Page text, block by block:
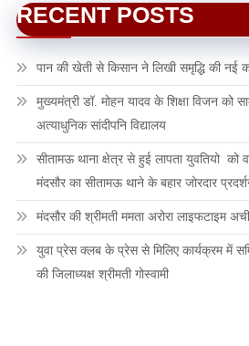
RECENT POSTS
पान की खेती से किसान ने लिखी समृद्धि की नई
मुख्यमंत्री डॉ. मोहन यादव के शिक्षा विजन को
अत्याधुनिक सांदीपनि विद्यालय
सीतामऊ थाना क्षेत्र से हुई लापता युवतियो को
मंदसौर का सीतामऊ थाने के बहार जोरदार
मंदसौर की श्रीमती ममता अरोरा लाइफटाइम
युवा प्रेस क्लब के प्रेस से मिलिए कार्यक्रम में
की जिलाध्यक्ष श्रीमती गोस्वामी